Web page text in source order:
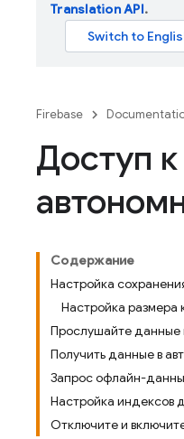
Translation API.
Firebase
Доступ
Содержание
Настройка
Настройка размера
Прослушайте данные
Получить данные в
Запрос офлайн-
Настройка индексов
Отключите и